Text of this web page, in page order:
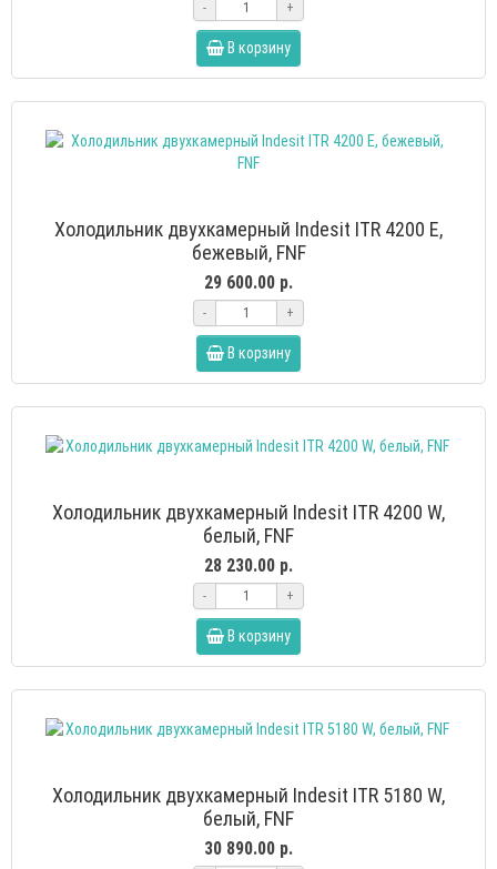
- +
В корзину
Холодильник двухкамерный Indesit ITR 4200 E,
бежевый, FNF
29 600.00 р.
- +
В корзину
Холодильник двухкамерный Indesit ITR 4200 W,
белый, FNF
28 230.00 р.
- +
В корзину
Холодильник двухкамерный Indesit ITR 5180 W,
белый, FNF
30 890.00 р.